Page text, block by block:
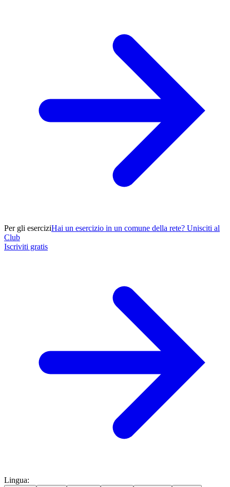
Per gli eserciziHai un esercizio in un comune della rete? Unisciti al
Club
Iscriviti gratis
Lingua: